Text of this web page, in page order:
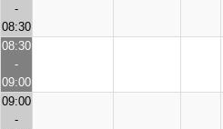
-
08:30
08:30
-
09:00
09:00
-